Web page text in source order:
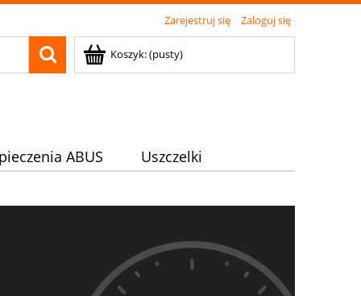
Zarejestruj się Zaloguj się
Koszyk:(pusty)
ABUS
Uszczelki